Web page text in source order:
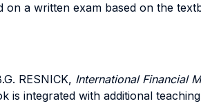
on a written exam based on the
RESNICK, International Financial
is integrated with additional